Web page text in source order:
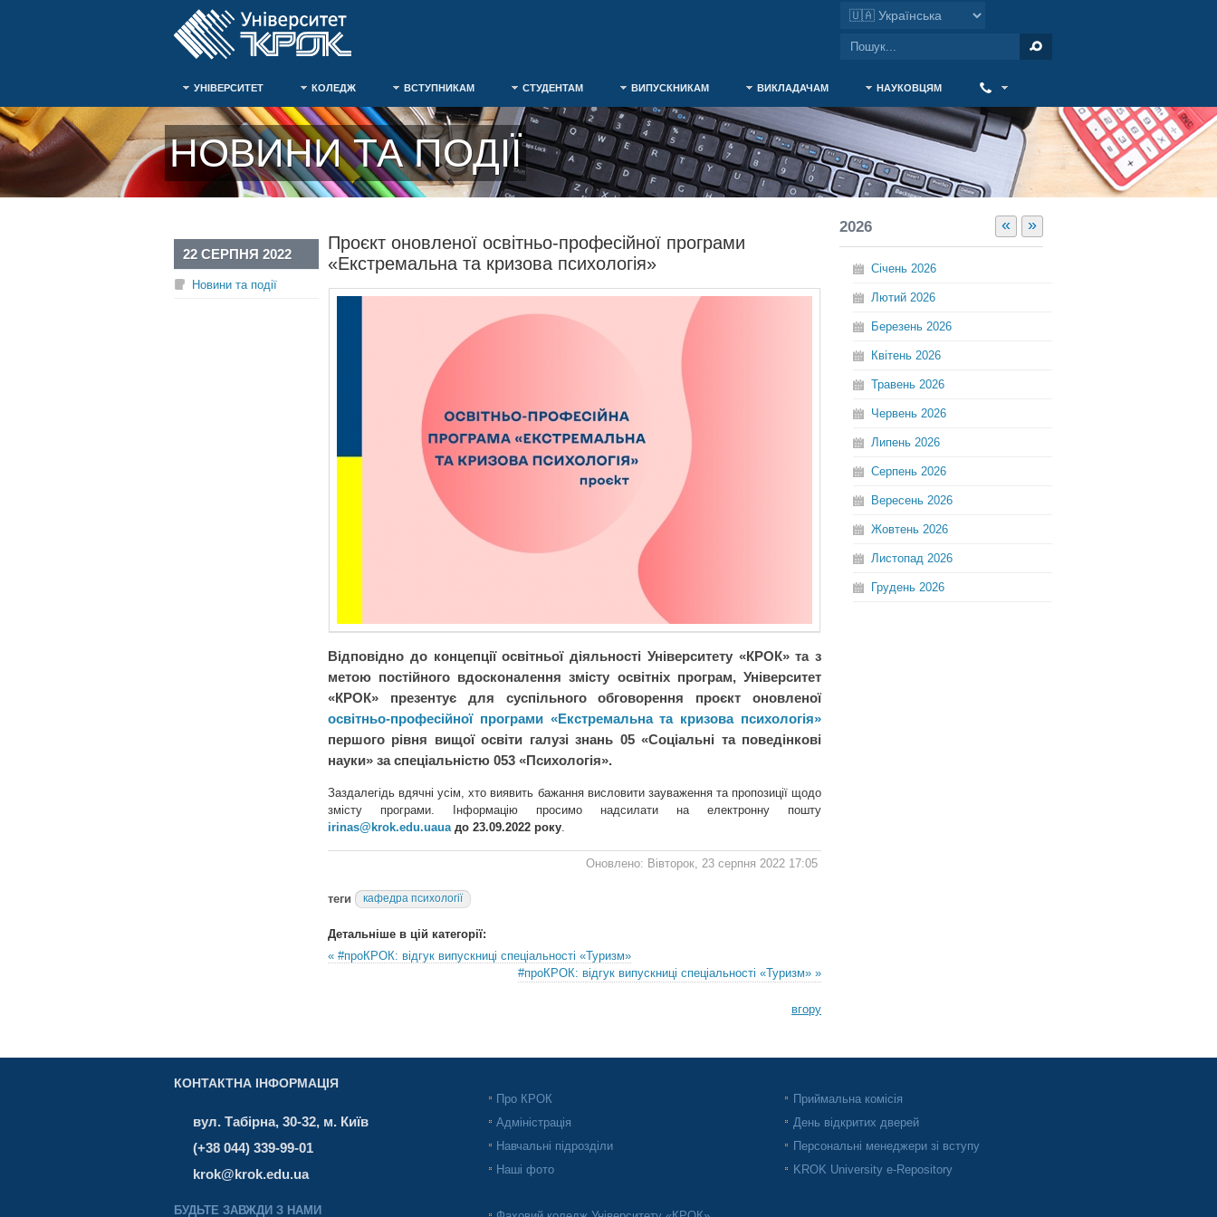
УНІВЕРСИТЕТ КОЛЕДЖ ВСТУПНИКАМ СТУДЕНТАМ ВИПУСКНИКАМ ВИКЛАДАЧАМ НАУКОВЦЯМ
НОВИНИ ТА ПОДІЇ
Проєкт оновленої освітньо-професійної програми
«Екстремальна та кризова психологія»
22 СЕРПНЯ 2022
Новини та події
Відповідно до концепції освітньої діяльності Університету «КРОК» та з
метою постійного вдосконалення змісту освітніх програм, Університет
«КРОК» презентує для суспільного обговорення проєкт оновленої
освітньо-професійної програми «Екстремальна та кризова психологія»
першого рівня вищої освіти галузі знань 05 «Соціальні та поведінкові
науки» за спеціальністю 053 «Психологія».
Заздалегідь вдячні усім, хто виявить бажання висловити зауваження та пропозиції щодо
змісту програми. Інформацію просимо надсилати на електронну пошту
irinas@krok.edu.uaua до 23.09.2022 року.
Оновлено: Вівторок, 23 серпня 2022 17:05
теги кафедра психології
Детальніше в цій категорії:
« #проКРОК: відгук випускниці спеціальності «Туризм»
#проКРОК: відгук випускниці спеціальності «Туризм» »
вгору
« »
2026
Січень 2026
Лютий 2026
Березень 2026
Квітень 2026
Травень 2026
Червень 2026
Липень 2026
Серпень 2026
Вересень 2026
Жовтень 2026
Листопад 2026
Грудень 2026
КОНТАКТНА ІНФОРМАЦІЯ
вул. Табірна, 30-32, м. Київ
(+38 044) 339-99-01
krok@krok.edu.ua
БУДЬТЕ ЗАВЖДИ З НАМИ
Про КРОК
Адміністрація
Навчальні підрозділи
Наші фото
Приймальна комісія
День відкритих дверей
Персональні менеджери зі вступу
KROK University e-Repository